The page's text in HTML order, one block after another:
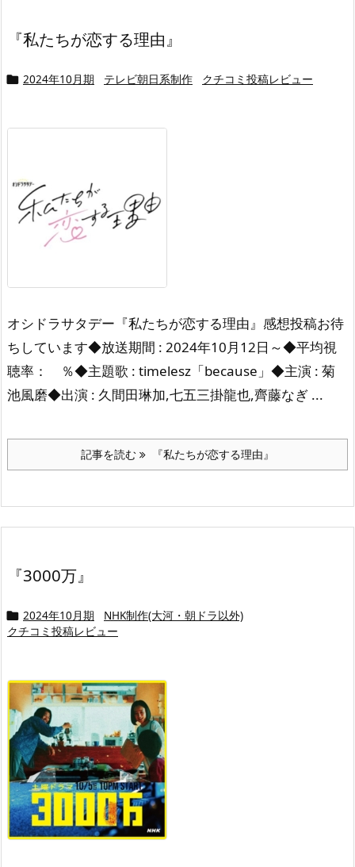
『私たちが恋する理由』
 2024年10月期 テレビ朝日系制作 クチコミ投稿レビュー
オシドラサタデー『私たちが恋する理由』感想投稿お待
ちしています◆放送期間 : 2024年10月12日～◆平均視
聴率： ％◆主題歌 : timelesz「because」◆主演 : 菊
池風磨◆出演 : 久間田琳加,七五三掛龍也,齊藤なぎ ...
記事を読む 『私たちが恋する理由』
『3000万』
 2024年10月期
NHK制作(大河・朝ドラ以外)
クチコミ投稿レビュー